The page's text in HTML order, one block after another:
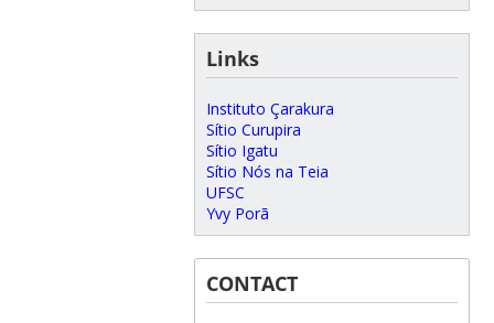
Links
Instituto Çarakura
Sítio Curupira
Sítio Igatu
Sítio Nós na Teia
UFSC
Yvy Porã
CONTACT